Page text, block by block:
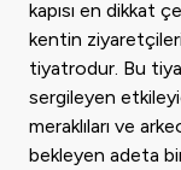
kapısı en dikkat
kentin
tiyatrodur. Bu
sergileyen
meraklıları ve
bekleyen adeta